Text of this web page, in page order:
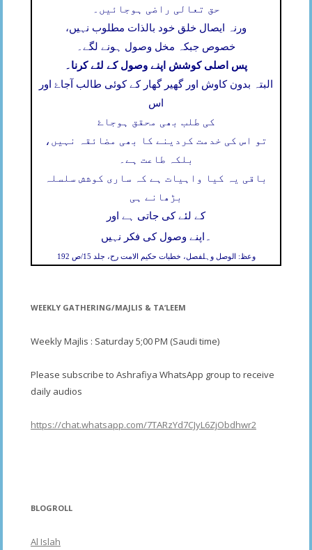
حق تعالی راضی ہوجائیں۔
ورنہ ایصال خلق خود بالذات مطلوب نہیں،
خصوص جبکہ مخل وصول ہونے لگے۔
پس اصلی کوشش اپنے وصول کے لئے کرنا۔
البتہ بدون کاوش اور گھیر گھار کے کوئی طالب آجاۓ اور
اس
کی طلب بھی محقق ہوجاۓ
تو اس کی خدمت کردینے کا بھی مضائقہ نہیں،
بلکہ طاعت ہے۔
باقی یہ کیا واہیات ہے کہ ساری کوشش سلسلہ
بڑھانے ہی
کے لئے کی جاتی ہے اور
اپنے وصول کی فکر نہیں ۔
وعظ: الوصل وہلفصل، خطبات حکیم الامت رح، جلد 15/ص 192
WEEKLY GATHERING/MAJLIS & TA’LEEM
Weekly Majlis : Saturday 5;00 PM (Saudi time)
Please subscribe to Ashrafiya WhatsApp group to receive
daily audios
https://chat.whatsapp.com/7TARzYd7CJyL6ZjObdhwr2
BLOGROLL
Al Islah